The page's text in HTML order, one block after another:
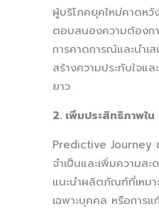
ผู้บริโภคยุคใหม่คาดหวั
ตอบสนองความต้องก
การคาดการณ์และนำเ
สร้างความประทับใจแล
ยาว
2. เพิ่มประสิทธิภาพใ
Predictive Journey
จำเป็นและเพิ่มความส
แนะนำผลิตภัณฑ์ที่เหมา
เฉพาะบุคคล หรือการ